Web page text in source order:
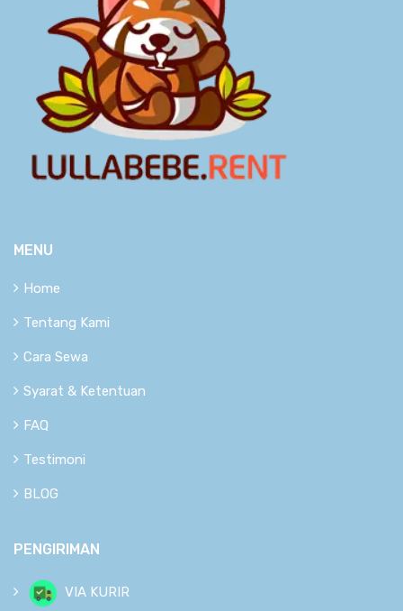
MENU
Home
Tentang Kami
Cara Sewa
Syarat & Ketentuan
FAQ
Testimoni
BLOG
PENGIRIMAN
VIA KURIR